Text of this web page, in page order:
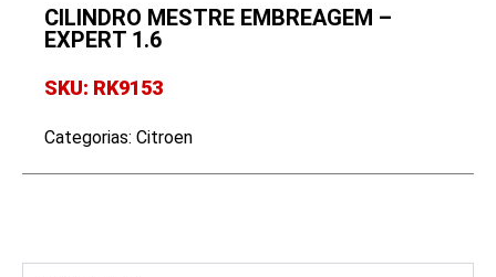
CILINDRO MESTRE EMBREAGEM –
EXPERT 1.6
SKU: RK9153
Categorias: Citroen